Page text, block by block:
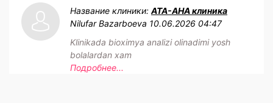
Название клиники: АТА-АНА клиника
Nilufar Bazarboeva 10.06.2026 04:47
Klinikada bioximya analizi olinadimi yosh
bolalardan xam
Подробнее...